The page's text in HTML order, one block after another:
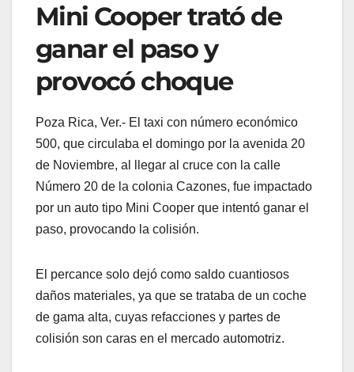
Mini Cooper trató de
ganar el paso y
provocó choque
Poza Rica, Ver.- El taxi con número económico
500, que circulaba el domingo por la avenida 20
de Noviembre, al llegar al cruce con la calle
Número 20 de la colonia Cazones, fue impactado
por un auto tipo Mini Cooper que intentó ganar el
paso, provocando la colisión.
El percance solo dejó como saldo cuantiosos
daños materiales, ya que se trataba de un coche
de gama alta, cuyas refacciones y partes de
colisión son caras en el mercado automotriz.